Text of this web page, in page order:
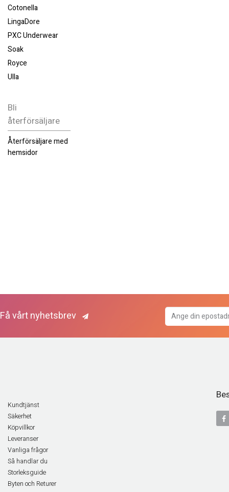
Cotonella
LingaDore
PXC Underwear
Soak
Royce
Ulla
Bli
återförsäljare
Återförsäljare med
hemsidor
Få vårt nyhetsbrev
Kundtjänst
Säkerhet
Köpvillkor
Leveranser
Vanliga frågor
Så handlar du
Storleksguide
Byten och Returer